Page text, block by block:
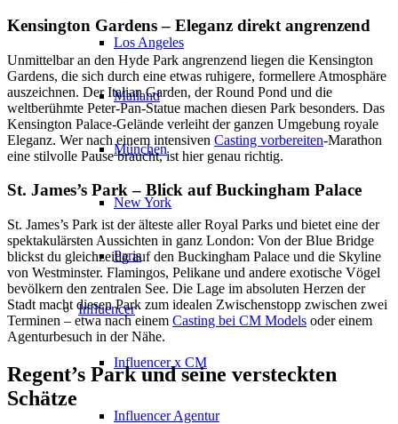
Los Angeles
Mailand
München
New York
Paris
Influencer
Influencer x CM
Influencer Agentur
Kensington Gardens – Eleganz direkt angrenzend
Unmittelbar an den Hyde Park angrenzend liegen die Kensington
Gardens, die sich durch eine etwas ruhigere, formellere Atmosphäre
auszeichnen. Der Italian Garden, der Round Pond und die
weltberühmte Peter-Pan-Statue machen diesen Park besonders. Das
Kensington Palace-Gelände verleiht der ganzen Umgebung royale
Eleganz. Wer nach einem intensiven Casting vorbereiten-Marathon
eine stilvolle Pause braucht, ist hier genau richtig.
St. James’s Park – Blick auf Buckingham Palace
St. James’s Park ist der älteste aller Royal Parks und bietet eine der
spektakulärsten Aussichten in ganz London: Von der Blue Bridge
blickst du gleichzeitig auf den Buckingham Palace und die Skyline
von Westminster. Flamingos, Pelikane und andere exotische Vögel
bevölkern den zentralen See. Die Lage im absoluten Herzen der
Stadt macht diesen Park zum idealen Zwischenstopp zwischen zwei
Terminen – etwa nach einem Casting bei CM Models oder einem
Agenturbesuch in der Nähe.
Regent’s Park und seine versteckten
Schätze